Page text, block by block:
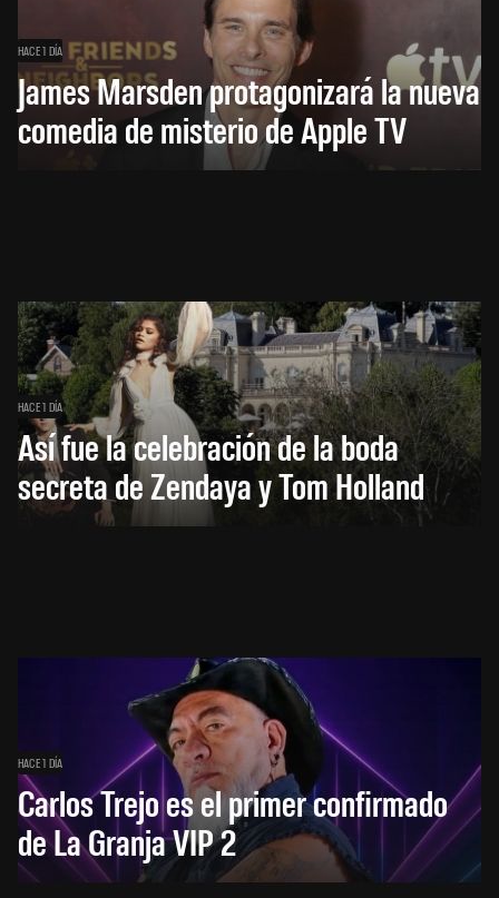
HACE 1 DÍA
James Marsden protagonizará la nueva
comedia de misterio de Apple TV
HACE 1 DÍA
Así fue la celebración de la boda
secreta de Zendaya y Tom Holland
HACE 1 DÍA
Carlos Trejo es el primer confirmado
de La Granja VIP 2